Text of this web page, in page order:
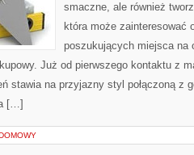
smaczne, ale również
która może zainteresować
poszukujących miejsca na
Już od pierwszego kontaktu z
stawia na przyjazny styl połączoną z
[…]